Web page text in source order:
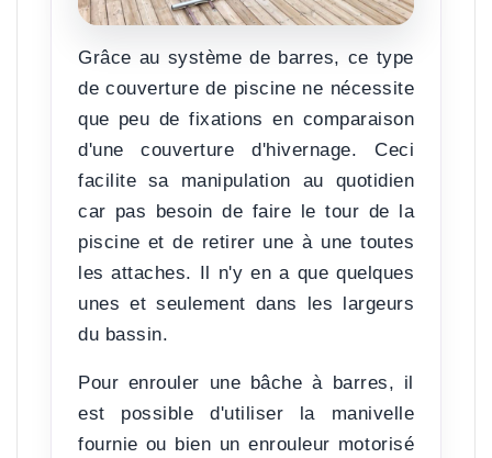
Grâce au système de barres, ce type
de couverture de piscine ne nécessite
que peu de fixations en comparaison
d'une couverture d'hivernage. Ceci
facilite sa manipulation au quotidien
car pas besoin de faire le tour de la
piscine et de retirer une à une toutes
les attaches. Il n'y en a que quelques
unes et seulement dans les largeurs
du bassin.
Pour enrouler une bâche à barres, il
est possible d'utiliser la manivelle
fournie ou bien un enrouleur motorisé